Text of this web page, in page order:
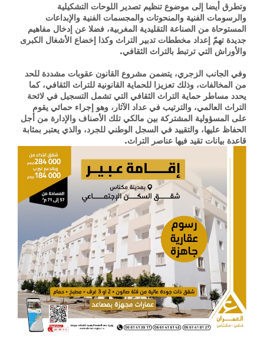
وتطرق أيضا إلى موضوع تنظيم تصدير اللوحات التشكيلية
والرسومات الفنية والمنحوتات والمجسمات الفنية والإبداعات
المستوحاة من الصناعة التقليدية المغربية، فضلا عن إدخال مفاهيم
جديدة تهمّ إعداد مخططات تدبير التراث وكذا إخضاع الأشغال الكبرى
والأوراش التي ترتبط بالتراث الثقافي.
وفي الجانب الزجري، يتضمن مشروع القانون عقوبات مشددة للحد
من المخالفات، وذلك تعزيزا للحماية القانونية للتراث الثقافي، كما
يحدد مساطر حماية التراث الثقافي التي تشمل التسجيل في لائحة
التراث العالمي، والترتيب في عداد الآثار، وهو إجراء حمائي يقوم
على المسؤولية المشتركة بين مالكي تلك الأصناف والإدارة من أجل
الحفاظ عليها، والتقييد في السجل الوطني للجرد، والذي يعتبر بمثابة
قاعدة بيانات تقيد فيها عناصر التراث.